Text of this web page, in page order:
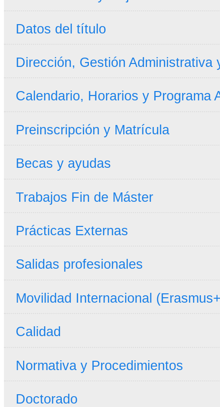
Datos del título
Dirección, Gestión Administrativa
Calendario, Horarios y Programa
Preinscripción y Matrícula
Becas y ayudas
Trabajos Fin de Máster
Prácticas Externas
Salidas profesionales
Movilidad Internacional
Calidad
Normativa y Procedimientos
Doctorado